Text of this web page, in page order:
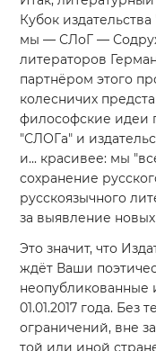
Кубок
мы — СЛоГ —
литераторов
партнёром этого
колесничих
философские идеи
"СЛОГа" и
и... красивее: мы
сохранение
русскоязычного
за выявление новых
Это значит, что
ждёт Ваши
неопубликованные
01.01.2017 года. Без
ограничений, вне